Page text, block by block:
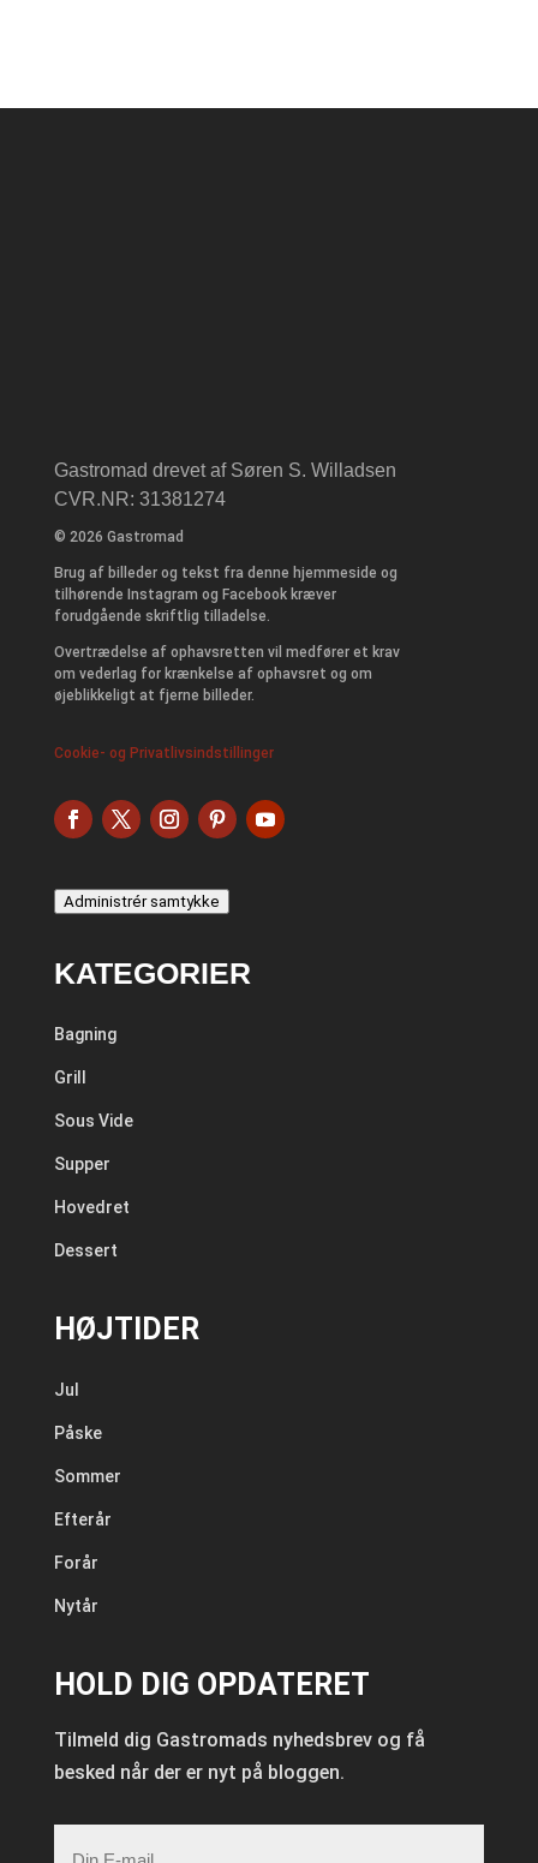
Gastromad drevet af Søren S. Willadsen
CVR.NR: 31381274
© 2026 Gastromad
Brug af billeder og tekst fra denne hjemmeside og
tilhørende Instagram og Facebook kræver
forudgående skriftlig tilladelse.
Overtrædelse af ophavsretten vil medfører et krav
om vederlag for krænkelse af ophavsret og om
øjeblikkeligt at fjerne billeder.
Cookie- og Privatlivsindstillinger
Administrér samtykke
KATEGORIER
Bagning
Grill
Sous Vide
Supper
Hovedret
Dessert
HØJTIDER
Jul
Påske
Sommer
Efterår
Forår
Nytår
HOLD DIG OPDATERET
Tilmeld dig Gastromads nyhedsbrev og få
besked når der er nyt på bloggen.